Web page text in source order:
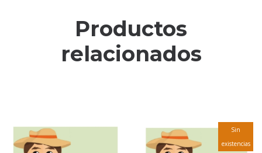
Productos
relacionados
Sin
existencias